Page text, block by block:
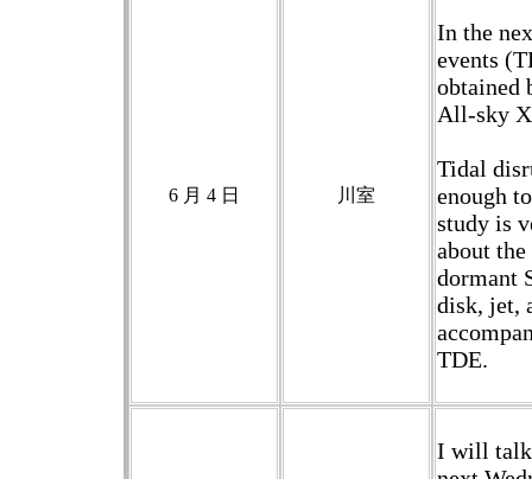
6 月 4 日 川室
In the
events
obtained
All-sky
Tidal
enough
study is
about
dormant
disk, jet,
TDE.
I will talk